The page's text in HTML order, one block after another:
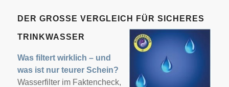
DER GROSSE VERGLEICH FÜR SICHERES T
RINKWASSER
Was filtert wirklich – und
was ist nur teurer Schein?
Wasserfilter im Faktencheck,